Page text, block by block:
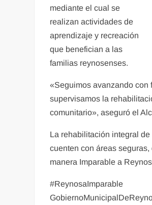
mediante el cual se
realizan actividades de
aprendizaje y recreación
que benefician a las
familias reynosenses.
«Seguimos avanzando con
supervisamos la
comunitario», aseguró el
La rehabilitación integral
cuenten con áreas
manera Imparable a
#ReynosaImparable